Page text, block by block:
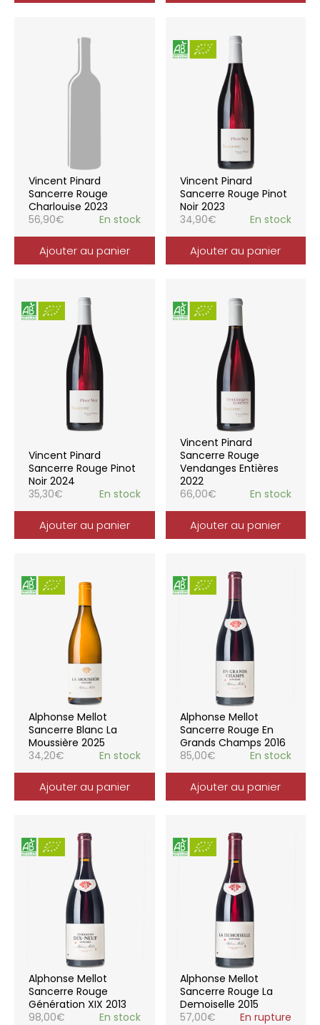
Vincent Pinard
Sancerre Rouge
Charlouise 2023
56,90€ En stock
Ajouter au panier
Vincent Pinard
Sancerre Rouge Pinot
Noir 2023
34,90€ En stock
Ajouter au panier
Vincent Pinard
Sancerre Rouge Pinot
Noir 2024
35,30€ En stock
Ajouter au panier
Vincent Pinard
Sancerre Rouge
Vendanges Entières
2022
66,00€ En stock
Ajouter au panier
Alphonse Mellot
Sancerre Blanc La
Moussière 2025
34,20€ En stock
Ajouter au panier
Alphonse Mellot
Sancerre Rouge En
Grands Champs 2016
85,00€ En stock
Ajouter au panier
Alphonse Mellot
Sancerre Rouge
Génération XIX 2013
98,00€ En stock
Alphonse Mellot
Sancerre Rouge La
Demoiselle 2015
57,00€ En rupture